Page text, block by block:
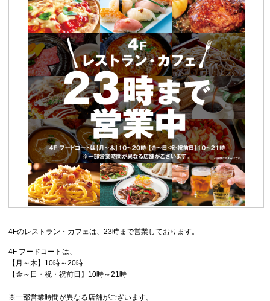
4Fのレストラン・カフェは、23時まで営業しております。
4F フードコートは、
【月～木】10時～20時
【金～日・祝・祝前日】10時～21時
※一部営業時間が異なる店舗がございます。